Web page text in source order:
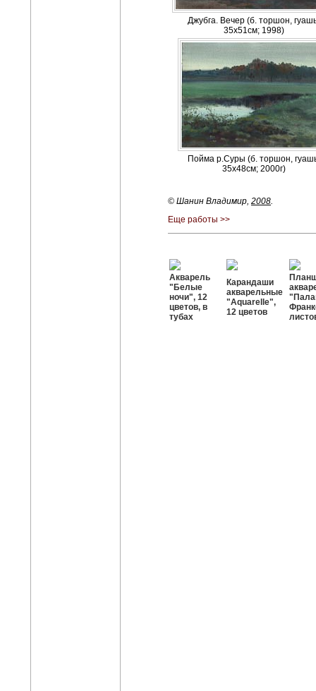
Джубга. Вечер (б. торшон,
35x51см; 1998)
Пойма р.Суры (б. торшон,
35х48см; 2000г)
© Шанин Владимир, 2008.
Еще работы >>
Акварель
"Белые
ночи", 12
цветов, в
тубах
Карандаши
акварельные
"Aquarelle",
12 цветов